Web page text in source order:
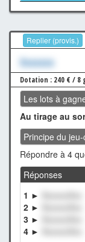
Replier (provis.)
Xxxxxxx
Dotation : 240 € / 8
Les lots à
Au tirage au
Principe du
Répondre à 4
Réponses
1 ►
XxxxxxXxx
2 ►
3 ►
4 ►